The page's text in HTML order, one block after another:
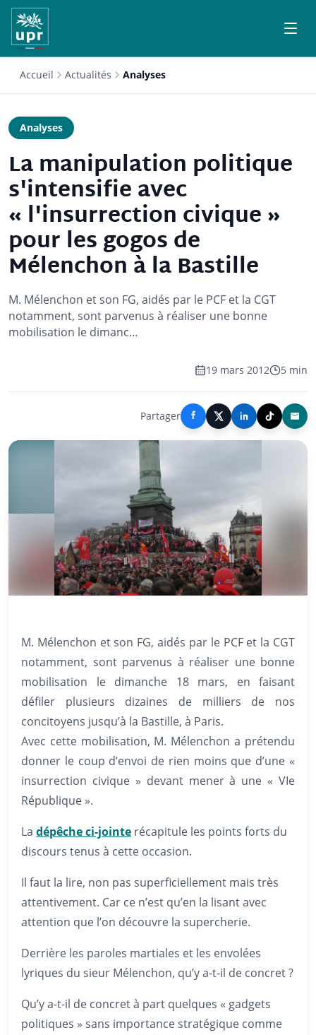
Accueil Actualités Analyses
Analyses
La manipulation politique
s'intensifie avec
« l'insurrection civique »
pour les gogos de
Mélenchon à la Bastille
M. Mélenchon et son FG, aidés par le PCF et la CGT
notamment, sont parvenus à réaliser une bonne
mobilisation le dimanc…
19 mars 2012 5 min
Partager
M. Mélenchon et son FG, aidés par le PCF et la CGT
notamment, sont parvenus à réaliser une bonne
mobilisation le dimanche 18 mars, en faisant
défiler plusieurs dizaines de milliers de nos
concitoyens jusqu’à la Bastille, à Paris.
Avec cette mobilisation, M. Mélenchon a prétendu
donner le coup d’envoi de rien moins que d’une «
insurrection civique » devant mener à une « VIe
République ».
La dépêche ci-jointe récapitule les points forts du
discours tenus à cette occasion.
Il faut la lire, non pas superficiellement mais très
attentivement. Car ce n’est qu’en la lisant avec
attention que l’on découvre la supercherie.
Derrière les paroles martiales et les envolées
lyriques du sieur Mélenchon, qu’y a-t-il de concret ?
Qu’y a-t-il de concret à part quelques « gadgets
politiques » sans importance stratégique comme